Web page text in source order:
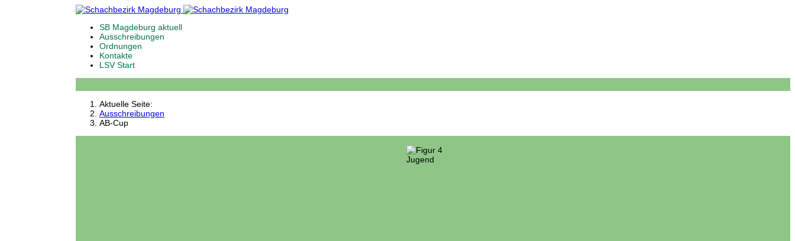
SB Magdeburg aktuell
Ausschreibungen
Ordnungen
Kontakte
LSV Start
Aktuelle Seite:
Ausschreibungen
AB-Cup